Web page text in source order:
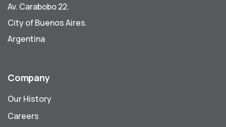
Av. Carabobo 22.
City of Buenos Aires.
Argentina
Company
Our History
Careers